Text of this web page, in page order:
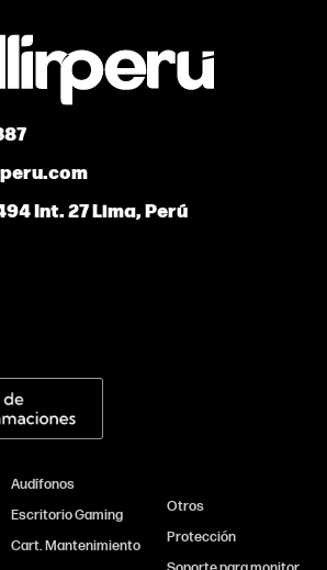
Int. 27 Lima, Perú
Audífonos
Escritorio Gaming
Cart. Mantenimiento
Otros
Protección